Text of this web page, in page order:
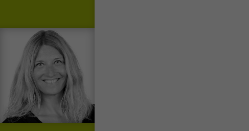
und
über die
.
Zurück